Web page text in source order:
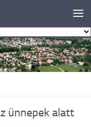
ünnepek alatt